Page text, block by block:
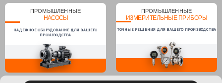
ПРОМЫШЛЕННЫЕ
НАСОСЫ
НАДЕЖНОЕ ОБОРУДОВАНИЕ ДЛЯ ВАШЕГО
ПРОИЗВОДСТВА
ПРОМЫШЛЕННЫЕ
ИЗМЕРИТЕЛЬНЫЕ ПРИБОРЫ
ТОЧНЫЕ РЕШЕНИЯ ДЛЯ ВАШЕГО ПРОИЗВОДСТВА